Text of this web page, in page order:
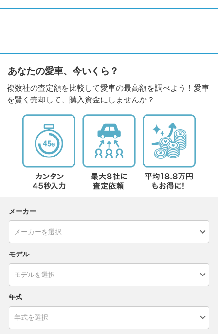
あなたの愛車、今いくら？
複数社の査定額を比較して愛車の最高額を調べよう！愛車
を賢く売却して、購入資金にしませんか？
メーカー
モデル
年式